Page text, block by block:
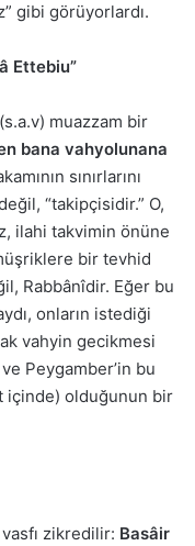
gibi görüyorlardı.
Ettebiu”
muazzam bir
bana vahyolunana
sınırlarını
“takipçisidir.” O,
ilahi takvimin önüne
bir tevhid
Rabbânîdir. Eğer bu
onların istediği
vahyin gecikmesi
Peygamber’in bu
içinde) olduğunun bir
vasfı zikredilir: Basâir